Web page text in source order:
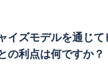
イズモデルを通じて
の利点は何ですか？